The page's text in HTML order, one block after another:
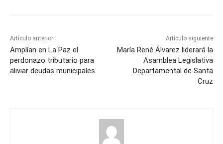
Artículo anterior
Amplían en La Paz el
perdonazo tributario para
aliviar deudas municipales
Artículo siguiente
María René Álvarez liderará la
Asamblea Legislativa
Departamental de Santa
Cruz